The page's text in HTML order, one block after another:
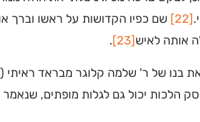
[22]
שם כפיו הקדושות על ראשו וברך
אותה לאיש[23]
.
בנו של ר' שלמה קלוגר מבראד ראיתי
הלכות יכול גם לגלות מופתים,